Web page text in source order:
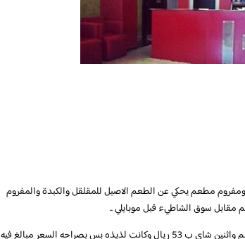
مطعم يحكي عن الطعم الاصيل للمقلقل والكبدة والمفروم
سوق الشاطيء قبل موبايلي ..
حي الزهراء كان طلبنا صحن شكشوكه وصحن مقلقل لحم واثنين شاي ب 53 ريال وكانت لذيذه بس بصراحه السعر مبالغ فيه